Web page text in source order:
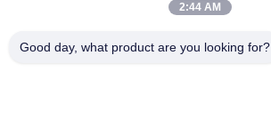
2:44 AM
Good day, what product are you looking for?